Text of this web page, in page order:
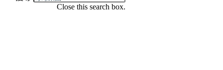
Close this search box.